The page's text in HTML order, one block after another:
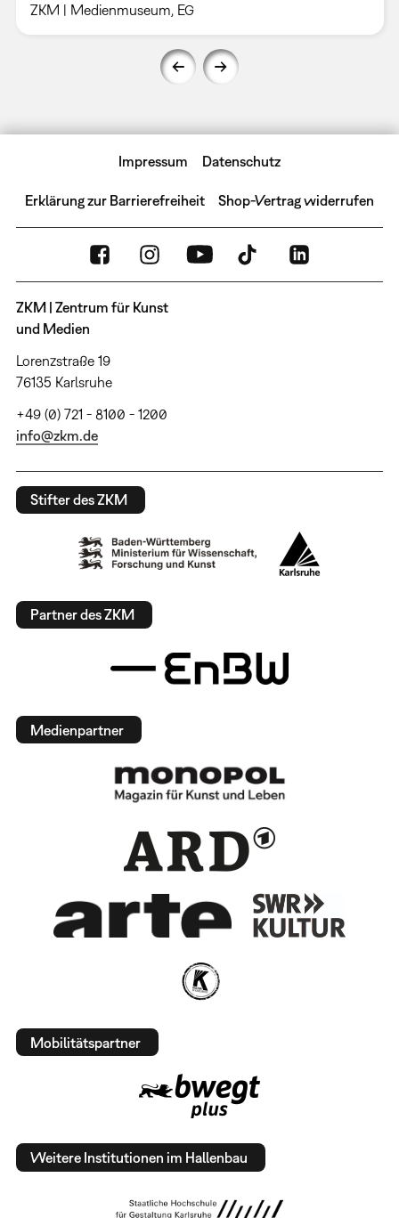
ZKM | Medienmuseum, EG
Impressum Datenschutz
Erklärung zur Barrierefreiheit Shop-Vertrag widerrufen
ZKM | Zentrum für Kunst
und Medien
Lorenzstraße 19
76135 Karlsruhe
+49 (0) 721 - 8100 - 1200
info@zkm.de
Stifter des ZKM
Partner des ZKM
Medienpartner
Mobilitätspartner
Weitere Institutionen im Hallenbau